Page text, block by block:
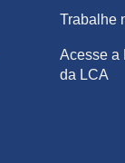
Trabalhe
Acesse a
da LCA